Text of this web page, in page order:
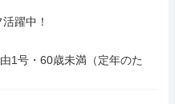
躍中！
1号・60歳未満（定年のた